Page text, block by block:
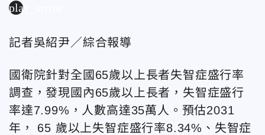
play_arrow
記者吳紹尹／綜合報導
國衛院針對全國65歲以上長者失智症盛行率
調查，發現國內65歲以上長者，失智症盛行
率達7.99%，人數高達35萬人。預估2031
年， 65 歲以上失智症盛行率8.34%、失智症